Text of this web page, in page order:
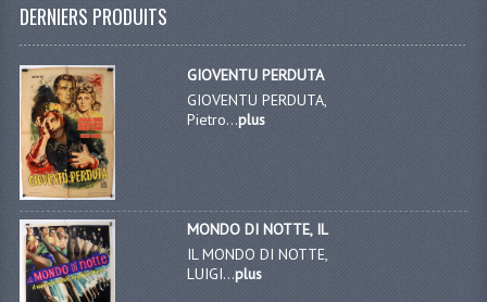
DERNIERS PRODUITS
GIOVENTU PERDUTA
GIOVENTU PERDUTA,
Pietro...plus
MONDO DI NOTTE, IL
IL MONDO DI NOTTE,
LUIGI...plus